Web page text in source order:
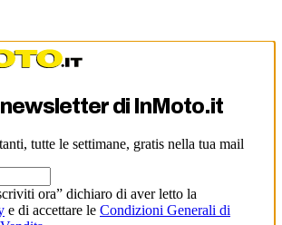
di InMoto.it
tutte le settimane, gratis nella tua mail
ora” dichiaro di aver letto la
e di accettare le Condizioni Generali di